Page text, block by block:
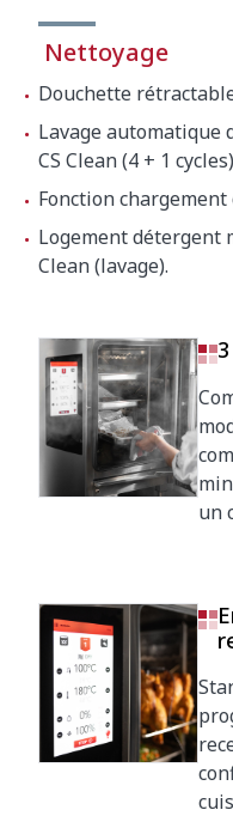
Nettoyage
Douchette
Lavage automatique
CS Clean (4 + 1 cycles)
Fonction
Logement détergent
Clean (lavage).
un